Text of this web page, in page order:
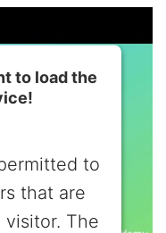
to load the
to
that are
The